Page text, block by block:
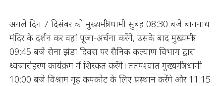
अगले दिन 7 दिसंबर को मुख्यमंत्री धामी सुबह 08:30 बजे बागनाथ
मंदिर के दर्शन कर वहां पूजा-अर्चना करेंगे, उसके बाद मुख्यमंत्री
09:45 बजे सेना झंडा दिवस पर सैनिक कल्याण विभाग द्वारा
ध्वजारोहरण कार्यक्रम में शिरकत करेंगे। ततपश्चात मुख्यमंत्री धामी
10:00 बजे विश्राम गृह कपकोट के लिए प्रस्थान करेंगे और 11:15